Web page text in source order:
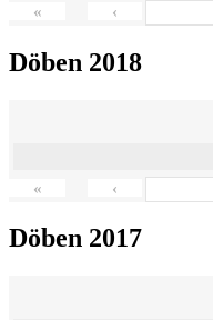
« ‹
Döben 2018
« ‹
Döben 2017